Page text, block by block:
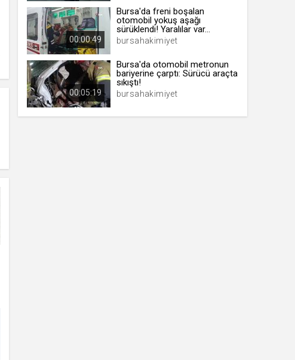
00:00:49
Bursa'da freni boşalan
otomobil yokuş aşağı
sürüklendi! Yaralılar var...
bursahakimiyet
00:05:19
Bursa'da otomobil metronun
bariyerine çarptı: Sürücü araçta
sıkıştı!
bursahakimiyet